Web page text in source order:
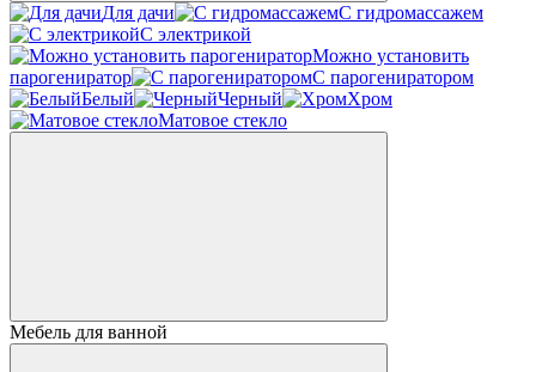
Для дачи
С гидромассажем
С электрикой
Можно установить
парогениратор
С парогениратором
Белый
Черный
Хром
Матовое стекло
Мебель для ванной